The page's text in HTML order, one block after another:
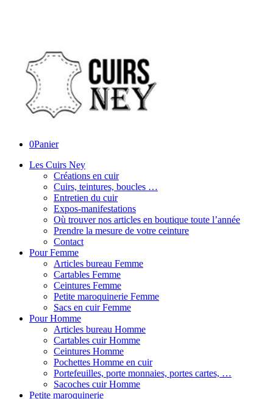
0Panier
Les Cuirs Ney
Créations en cuir
Cuirs, teintures, boucles …
Entretien du cuir
Expos-manifestations
Où trouver nos articles en boutique toute l’année
Prendre la mesure de votre ceinture
Contact
Pour Femme
Articles bureau Femme
Cartables Femme
Ceintures Femme
Petite maroquinerie Femme
Sacs en cuir Femme
Pour Homme
Articles bureau Homme
Cartables cuir Homme
Ceintures Homme
Pochettes Homme en cuir
Portefeuilles, porte monnaies, portes cartes, …
Sacoches cuir Homme
Petite maroquinerie